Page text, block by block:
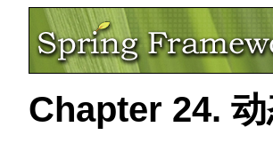
Chapter 24.